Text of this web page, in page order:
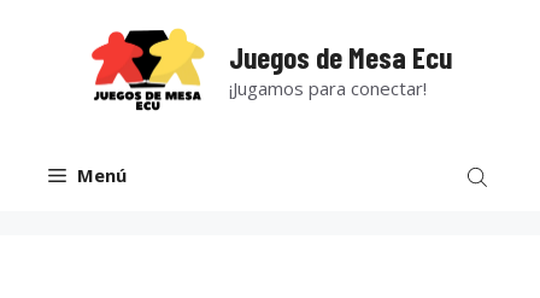
Juegos de Mesa Ecu
¡Jugamos para conectar!
Menú